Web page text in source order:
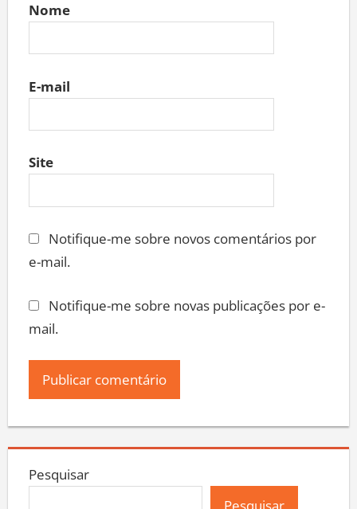
Nome
E-mail
Site
Notifique-me sobre novos comentários por
e-mail.
Notifique-me sobre novas publicações por e-
mail.
Pesquisar